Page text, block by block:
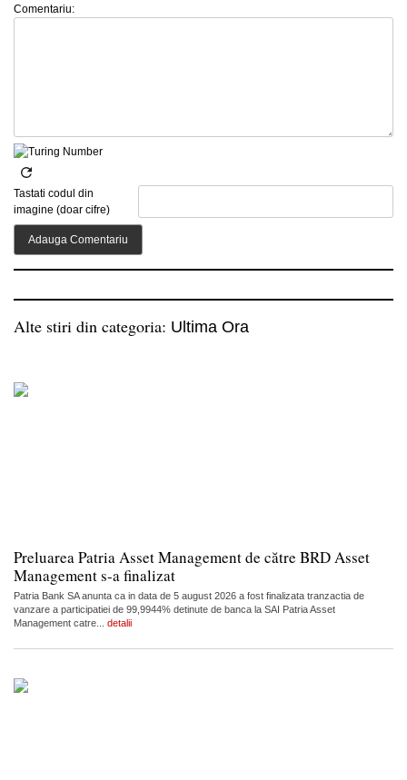
Comentariu:
Tastati codul din
imagine (doar cifre)
Alte stiri din categoria: Ultima Ora
Preluarea Patria Asset Management de către BRD Asset
Management s-a finalizat
Patria Bank SA anunta ca in data de 5 august 2026 a fost finalizata tranzactia de
vanzare a participatiei de 99,9944% detinute de banca la SAI Patria Asset
Management catre... detalii